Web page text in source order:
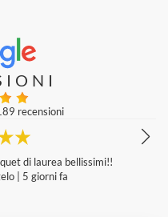
recensioni
di laurea bellissimi!!
| 5 giorni fa